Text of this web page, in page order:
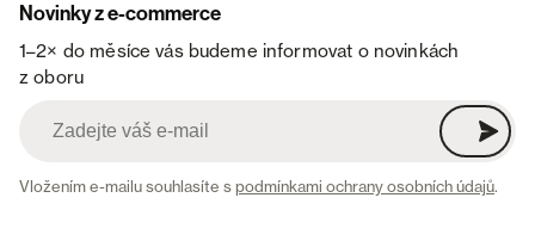
Novinky z e-commerce
1–2× do měsíce vás budeme informovat o novinkách
z oboru
Vložením e-mailu souhlasíte spodmínkami ochrany osobních údajů.